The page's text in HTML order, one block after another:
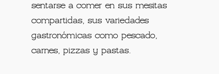
sentarse a comer en sus mesitas
compartidas, sus variedades
gastronómicas como pescado,
carnes, pizzas y pastas.